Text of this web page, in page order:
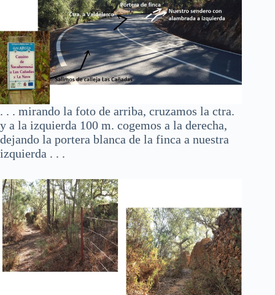
. . . mirando la foto de arriba, cruzamos la ctra.
y a la izquierda 100 m. cogemos a la derecha,
dejando la portera blanca de la finca a nuestra
izquierda . . .